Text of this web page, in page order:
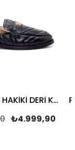
CHIZ SİYAH HAKİKİ DERİ Kadın DÜZ TERLİK